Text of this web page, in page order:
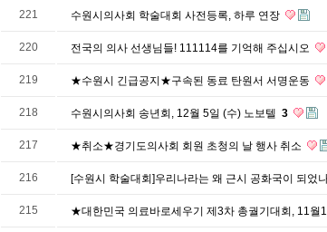
221 수원시의사회 학술대회 사전등록, 하루 연장
220 전국의 의사 선생님들! 111114를 기억해 주십시오
219 ★수원시 긴급공지★구속된 동료 탄원서 서명운동
218 수원시의사회 송년회, 12월 5일 (수) 노보텔 3
217 ★취소★경기도의사회 회원 초청의 날 행사 취소
216 [수원시 학술대회]우리나라는 왜 근시 공화국이 되었
215 ★대한민국 의료바로세우기 제3차 총궐기대회, 11월